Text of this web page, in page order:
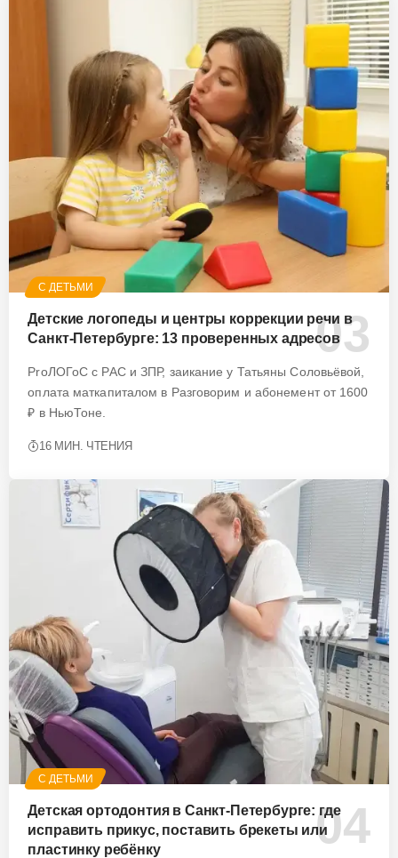
С ДЕТЬМИ
Детские логопеды и центры коррекции речи в
Санкт-Петербурге: 13 проверенных адресов
ProЛОГоС с РАС и ЗПР, заикание у Татьяны Соловьёвой,
оплата маткапиталом в Разговорим и абонемент от 1600
₽ в НьюТоне.
16 МИН. ЧТЕНИЯ
С ДЕТЬМИ
Детская ортодонтия в Санкт-Петербурге: где
исправить прикус, поставить брекеты или
пластинку ребёнку